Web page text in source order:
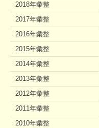
2018年彙整
2017年彙整
2016年彙整
2015年彙整
2014年彙整
2013年彙整
2012年彙整
2011年彙整
2010年彙整